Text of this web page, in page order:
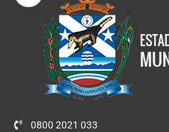
0800 2021 033